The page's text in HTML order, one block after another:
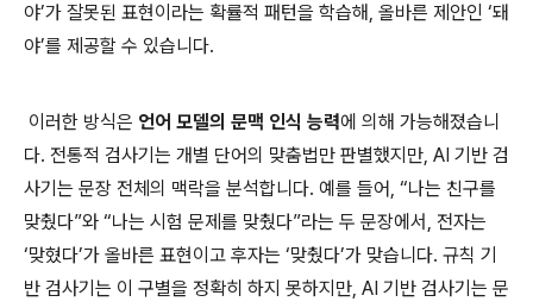
야’가 잘못된 표현이라는 확률적 패턴을 학습해, 올바른 제안인 ‘돼
야’를 제공할 수 있습니다.
이러한 방식은 언어 모델의 문맥 인식 능력에 의해 가능해졌습니
다. 전통적 검사기는 개별 단어의 맞춤법만 판별했지만, AI 기반 검
사기는 문장 전체의 맥락을 분석합니다. 예를 들어, “나는 친구를
맞췄다”와 “나는 시험 문제를 맞췄다”라는 두 문장에서, 전자는
‘맞혔다’가 올바른 표현이고 후자는 ‘맞췄다’가 맞습니다. 규칙 기
반 검사기는 이 구별을 정확히 하지 못하지만, AI 기반 검사기는 문